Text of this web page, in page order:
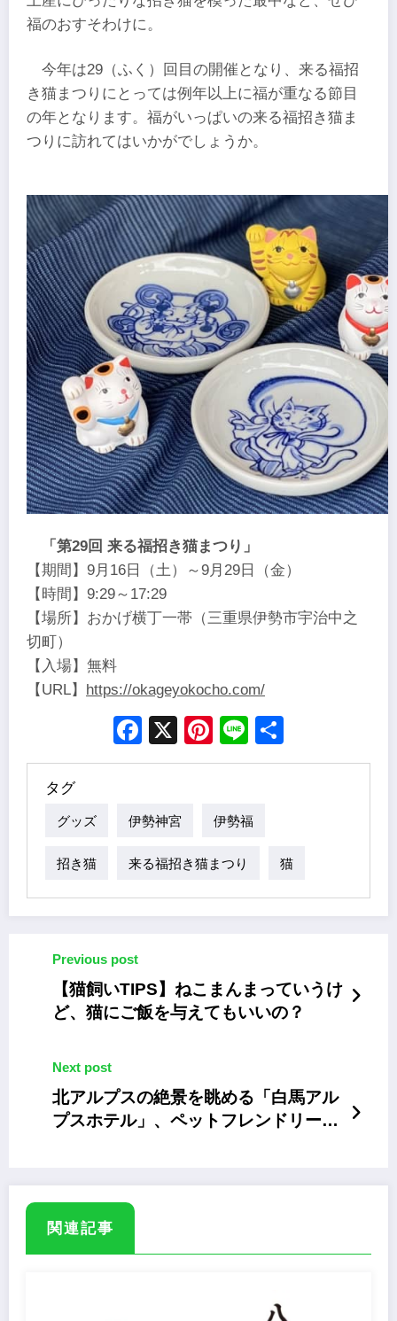
福のおすそわけに。
今年は29（ふく）回目の開催となり、来る福招
き猫まつりにとっては例年以上に福が重なる節目
の年となります。福がいっぱいの来る福招き猫ま
つりに訪れてはいかがでしょうか。
「第29回 来る福招き猫まつり」
【期間】9月16日（土）～9月29日（金）
【時間】9:29～17:29
【場所】おかげ横丁一帯（三重県伊勢市宇治中之
切町）
【入場】無料
【URL】 https://okageyokocho.com/
Facebook
X Pinterest
Line
タグ
グッズ 伊勢神宮 伊勢福
招き猫 来る福招き猫まつり 猫
Previous post
【猫飼いTIPS】ねこまんまっていうけ
ど、猫にご飯を与えてもいいの？
Next post
北アルプスの絶景を眺める「白馬アル
プスホテル」、ペットフレンドリー・
関連記事